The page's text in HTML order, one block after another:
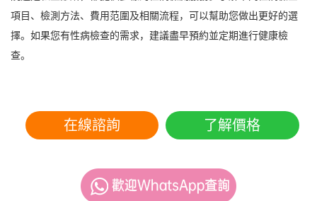
項目、檢測方法、費用范圍及相關流程，可以幫助您做出更好的選
擇。如果您有性病檢查的需求，建議盡早預約並定期進行健康檢
查。
在線諮詢 了解價格